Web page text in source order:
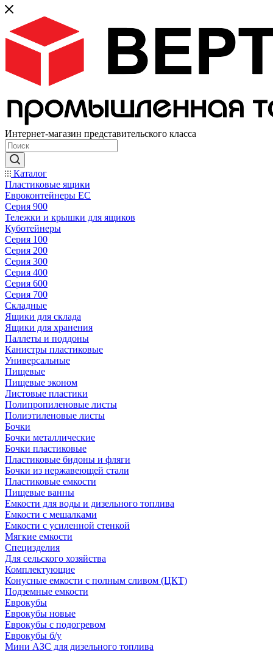
Интернет-магазин представительского класса
Каталог
Пластиковые ящики
Евроконтейнеры ЕС
Серия 900
Тележки и крышки для ящиков
Куботейнеры
Серия 100
Серия 200
Серия 300
Серия 400
Серия 600
Серия 700
Складные
Ящики для склада
Ящики для хранения
Паллеты и поддоны
Канистры пластиковые
Универсальные
Пищевые
Пищевые эконом
Листовые пластики
Полипропиленовые листы
Полиэтиленовые листы
Бочки
Бочки металлические
Бочки пластиковые
Пластиковые бидоны и фляги
Бочки из нержавеющей стали
Пластиковые емкости
Пищевые ванны
Емкости для воды и дизельного топлива
Емкости с мешалками
Емкости с усиленной стенкой
Мягкие емкости
Специзделия
Для сельского хозяйства
Комплектующие
Конусные емкости с полным сливом (ЦКТ)
Подземные емкости
Еврокубы
Еврокубы новые
Еврокубы с подогревом
Еврокубы б/у
Мини АЗС для дизельного топлива